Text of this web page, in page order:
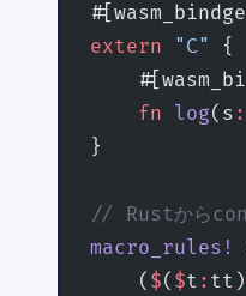
extern "C"
{
    fn
log(s :
}
// Rustから
macro_rules!
    (
$( $t : tt)